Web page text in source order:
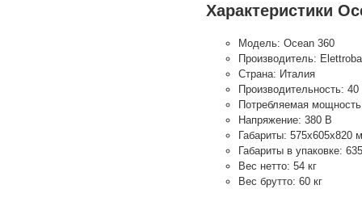
Характеристики
Модель: Ocean 360
Производитель:
Страна: Италия
Производительность: 40
Потребляемая
Напряжение: 380 В
Габариты: 575х605х820
Габариты в упаковке:
Вес нетто: 54 кг
Вес брутто: 60 кг